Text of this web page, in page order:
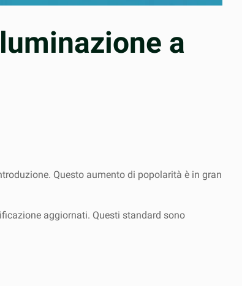
a
Questo aumento di popolarità è in gran
aggiornati. Questi standard sono